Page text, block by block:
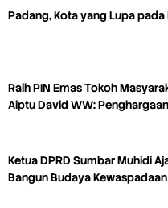
Padang, Kota yang Lupa pada
Raih PIN Emas Tokoh
Aiptu David WW:
Ketua DPRD Sumbar Muhidi
Bangun Budaya